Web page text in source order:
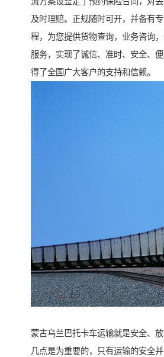
及时理赔。正规随时可开，并备有
程，为您提供货物查询，业务咨询
服务，实现了诚信、准时、安全、
得了全国广大客户的支持和信赖。
蒙古乌兰巴托卡车运输就是安全、
几点是为重要的，只有运输的安全